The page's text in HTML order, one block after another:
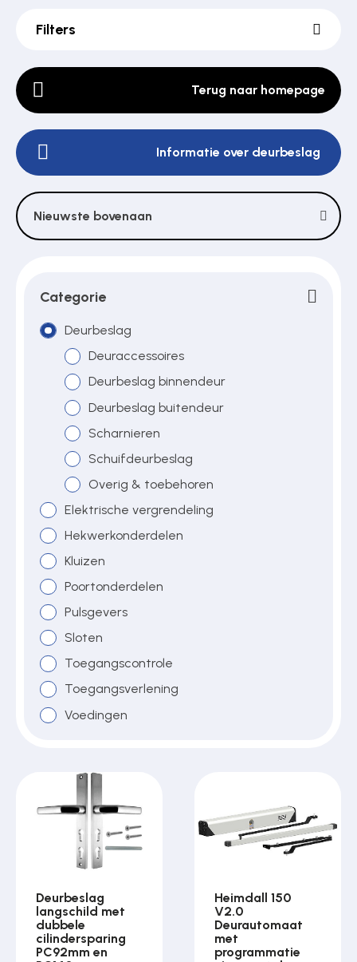
Pulsgevers
Sloten
Toegangscontrole
Toegangsverlening
Voedingen
Over ons
Contact
Filters
Terug naar homepage
Informatie over deurbeslag
Nieuwste bovenaan
Categorie
Deurbeslag
Deuraccessoires
Deurbeslag binnendeur
Deurbeslag buitendeur
Scharnieren
Schuifdeurbeslag
Overig & toebehoren
Elektrische vergrendeling
Hekwerkonderdelen
Kluizen
Poortonderdelen
Pulsgevers
Sloten
Toegangscontrole
Toegangsverlening
Voedingen
Deurbeslag
langschild met
dubbele
cilindersparing
PC92mm en
Heimdall 150
V2.0
Deurautomaat
met
programmatie